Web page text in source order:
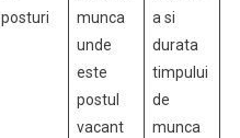
posturi
munca
unde
este
postul
vacant
a si
durata
timpului
de
munca